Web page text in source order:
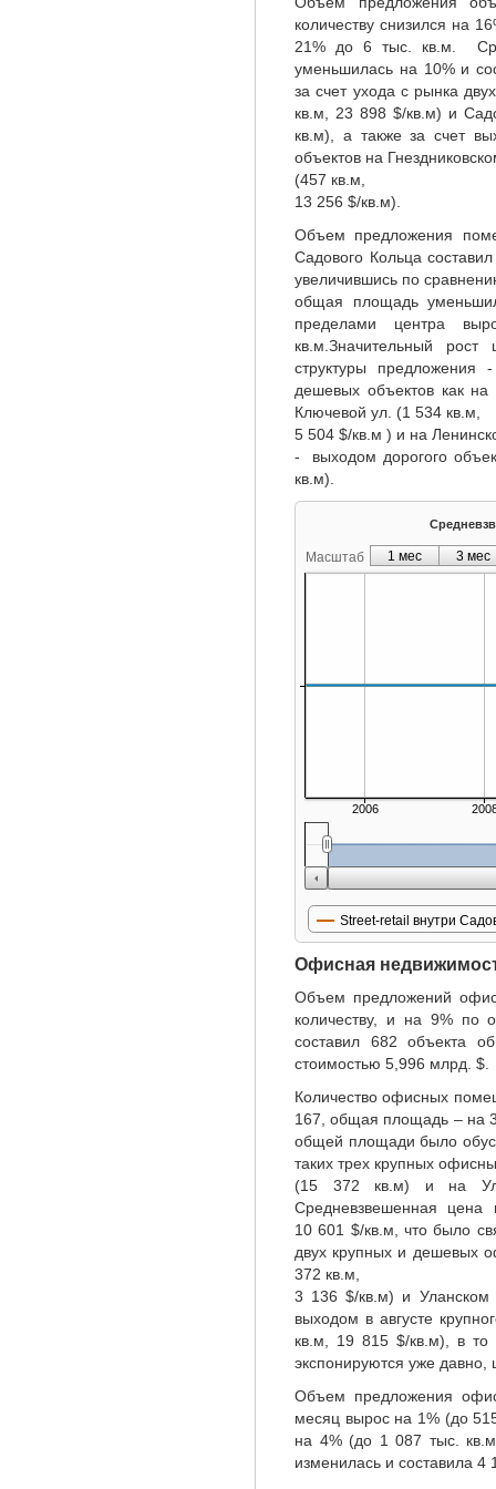
количеству снизился на
21% до 6 тыс. кв.м.
уменьшилась на 10% и
за счет ухода с рынка
кв.м, 23 898 $/кв.м) и
кв.м), а также за счет
объектов на
(457 кв.м,
13 256 $/кв.м).
Объем предложения
Садового Кольца
увеличившись по
общая площадь
пределами центра
кв.м. Значительный
структуры
дешевых объектов как
Ключевой ул. (1 534 кв.м,
5 504 $/кв.м ) и на
- выходом дорогого
кв.м).
Масштаб
Street-retail внутри
2006
1 мес 3 мес
Офисная
Объем предложений
количеству, и на 9% по
составил 682 объекта
стоимостью 5,996 млрд. $.
Количество офисных
167, общая площадь – на
общей площади было
таких трех крупных
(15 372 кв.м) и на
Средневзвешенная
10 601 $/кв.м, что было
двух крупных и дешевых
372 кв.м,
3 136 $/кв.м) и
выходом в августе
кв.м, 19 815 $/кв.м), в то
экспонируются уже давно,
Объем предложения
месяц вырос на 1% (до
на 4% (до 1 087 тыс.
изменилась и составила 4